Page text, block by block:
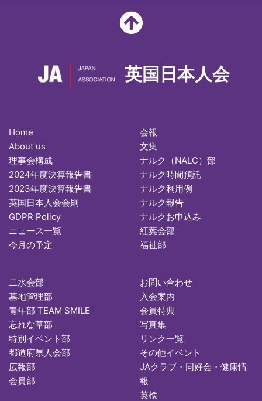
英国日本人会
Home
About us
理事会構成
2024年度決算報告書
2023年度決算報告書
英国日本人会会則
GDPR Policy
ニュース一覧
今月の予定
会報
文集
ナルク（NALC）部
ナルク時間預託
ナルク利用例
ナルク報告
ナルクお申込み
紅葉会部
福祉部
二水会部
墓地管理部
青年部 TEAM SMILE
忘れな草部
特別イベント部
都道府県人会部
広報部
会員部
お問い合わせ
入会案内
会員特典
写真集
リンク一覧
その他イベント
JAクラブ・同好会・健康情
報
英検